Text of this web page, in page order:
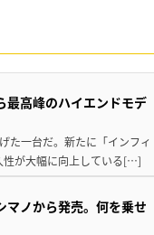
最高峰のハイエンドモデ
た一台だ。新たに「インフィ
性が大幅に向上している[…]
マノから発売。何を乗せ